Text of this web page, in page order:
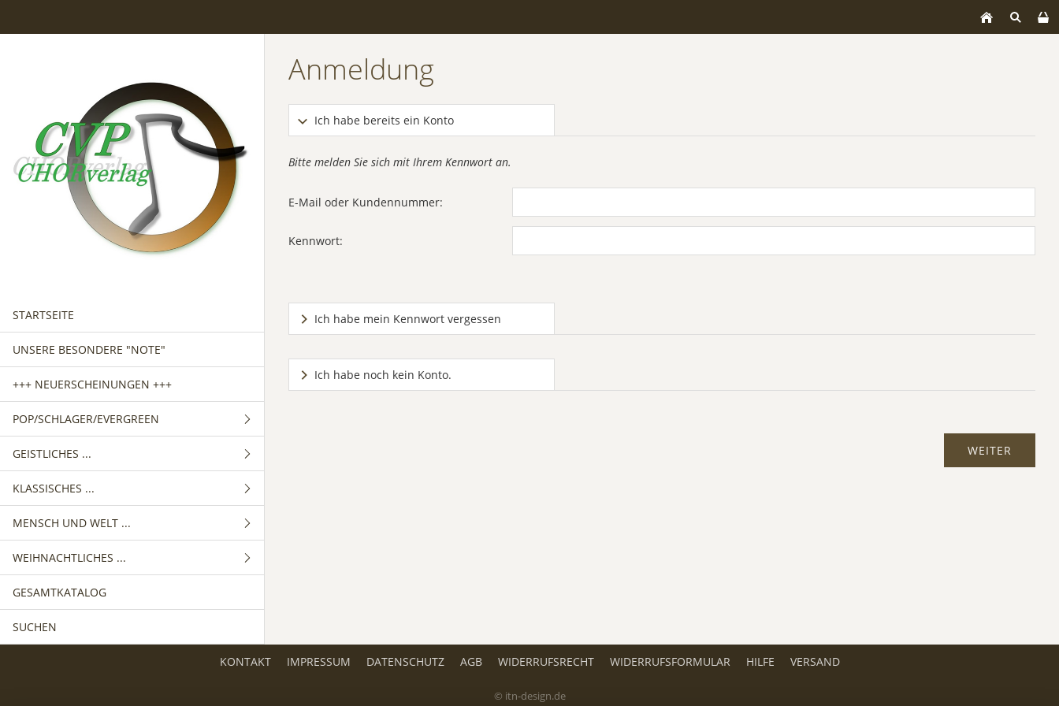
STARTSEITE
UNSERE BESONDERE "NOTE"
+++ NEUERSCHEINUNGEN +++
POP/SCHLAGER/EVERGREEN
GEMISCHTER CHOR
FRAUENCHOR
MÄNNERCHOR
GEISTLICHES ...
GEMISCHTER CHOR
FRAUENCHOR
MÄNNERCHOR
KLASSISCHES ...
GEMISCHTER CHOR
FRAUENCHOR
MÄNNERCHOR
MENSCH UND WELT ...
GEMISCHTER CHOR
FRAUENCHOR
MÄNNERCHOR
WEIHNACHTLICHES ...
GEMISCHTER CHOR
FRAUENCHOR
GESAMTKATALOG
SUCHEN
Anmeldung
Ich habe bereits ein Konto
Bitte melden Sie sich mit Ihrem Kennwort an.
E-Mail oder Kundennummer:
Kennwort:
Ich habe mein Kennwort vergessen
Ich habe noch kein Konto.
KONTAKT IMPRESSUM DATENSCHUTZ AGB WIDERRUFSRECHT WIDERRUFSFORMULAR HILFE VERSAND
© itn-design.de